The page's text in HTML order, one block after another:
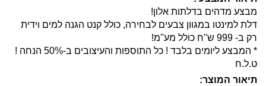
מבצע מדהים בדלתות אלון!
דלת למינטו במגוון צבעים לבחירה, כולל קנט הגנה למים וידית
רק ב- 999 ש''ח כולל מע''מ!
* המבצע ליומים בלבד ! כל התוספות והעיצובים ב-50% הנחה !
ט.ל.ח
תיאור המוצר: